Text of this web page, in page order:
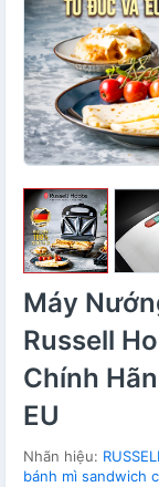
Máy
Russell
Chính
EU
Nhãn hiệu:
bánh mì sandwich